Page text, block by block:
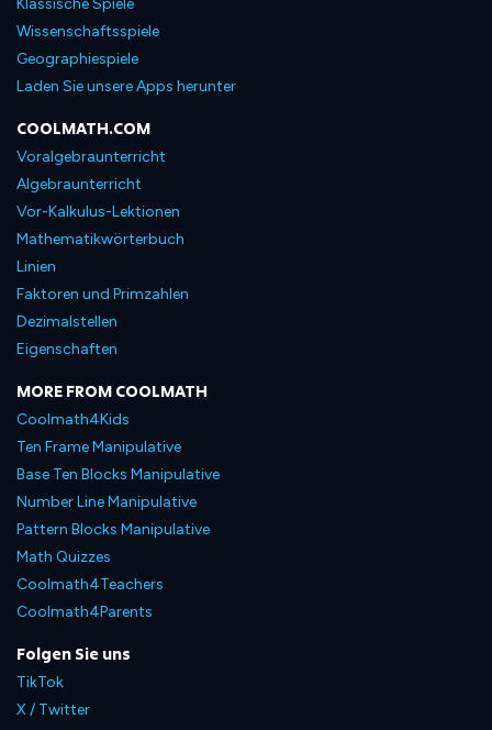
Klassische Spiele
Wissenschaftsspiele
Geographiespiele
Laden Sie unsere Apps herunter
COOLMATH.COM
Voralgebraunterricht
Algebraunterricht
Vor-Kalkulus-Lektionen
Mathematikwörterbuch
Linien
Faktoren und Primzahlen
Dezimalstellen
Eigenschaften
MORE FROM COOLMATH
Coolmath4Kids
Ten Frame Manipulative
Base Ten Blocks Manipulative
Number Line Manipulative
Pattern Blocks Manipulative
Math Quizzes
Coolmath4Teachers
Coolmath4Parents
Folgen Sie uns
TikTok
X / Twitter